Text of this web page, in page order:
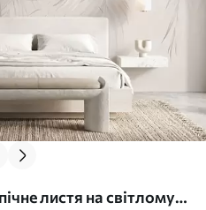
листя на світлому